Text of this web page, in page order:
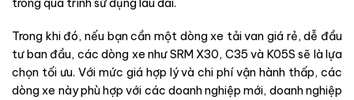
trong quá trình sử dụng lâu dài.
Trong khi đó, nếu bạn cần một dòng xe tải van giá rẻ, dễ đầu
tư ban đầu, các dòng xe như SRM X30, C35 và K05S sẽ là lựa
chọn tối ưu. Với mức giá hợp lý và chi phí vận hành thấp, các
dòng xe này phù hợp với các doanh nghiệp mới, doanh nghiệp